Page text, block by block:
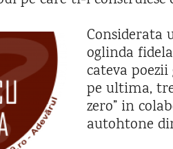
Considerata
oglinda
cateva
pe ultima,
zero” in
autohtone